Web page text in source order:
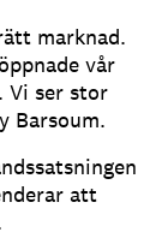
marknad.
vår
Vi ser stor
Barsoum.
att